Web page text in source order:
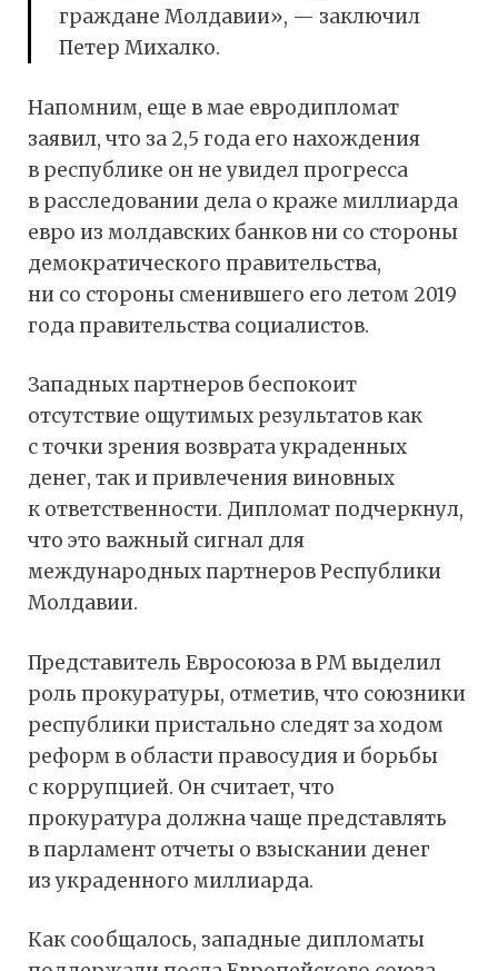
граждане Молдавии», — заключил
Петер Михалко.
Напомним, еще в мае евродипломат
заявил, что за 2,5 года его нахождения
в республике он не увидел прогресса
в расследовании дела о краже миллиарда
евро из молдавских банков ни со стороны
демократического правительства,
ни со стороны сменившего его летом 2019
года правительства социалистов.
Западных партнеров беспокоит
отсутствие ощутимых результатов как
с точки зрения возврата украденных
денег, так и привлечения виновных
к ответственности. Дипломат подчеркнул,
что это важный сигнал для
международных партнеров Республики
Молдавии.
Представитель Евросоюза в РМ выделил
роль прокуратуры, отметив, что союзники
республики пристально следят за ходом
реформ в области правосудия и борьбы
с коррупцией. Он считает, что
прокуратура должна чаще представлять
в парламент отчеты о взыскании денег
из украденного миллиарда.
Как сообщалось, западные дипломаты